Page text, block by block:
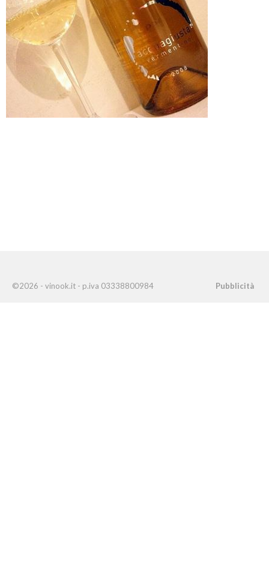
©2026 - vinook.it - p.iva 03338800984 Pubblicità